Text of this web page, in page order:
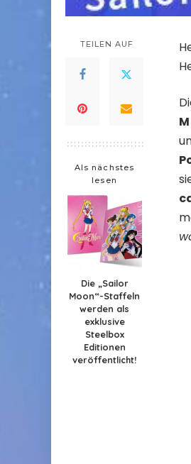
TEILEN AUF
Als nächstes
lesen
Die „Sailor
Moon“-Staffeln
werden als
exklusive
Steelbox
Editionen
veröffentlicht!